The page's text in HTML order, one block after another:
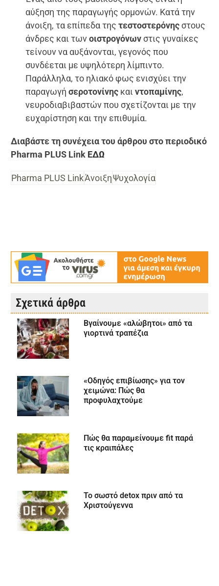
αύξηση της παραγωγής ορμονών. Κατά την
άνοιξη, τα επίπεδα τηςτεστοστερόνης στους
άνδρες και τωνοιστρογόνων στις γυναίκες
τείνουν να αυξάνονται, γεγονός που
συνδέεται με υψηλότερη λίμπιντο.
Παράλληλα, το ηλιακό φως ενισχύει την
παραγωγήσεροτονίνης καιντοπαμίνης,
νευροδιαβιβαστών που σχετίζονται με την
ευχαρίστηση και την επιθυμία.
Διαβάστε τη συνέχεια του άρθρου στο περιοδικό
Pharma PLUS Link ΕΔΩ
Pharma PLUS LinkΆνοιξηΨυχολογία
Σχετικά άρθρα
Βγαίνουμε «αλώβητοι» από τα
γιορτινά τραπέζια
«Οδηγός επιβίωσης» για τον
χειμώνα: Πώς θα
προφυλαχτούμε
Πώς θα παραμείνουμε fit παρά
τις κραιπάλες
Το σωστό detox πριν από τα
Χριστούγεννα